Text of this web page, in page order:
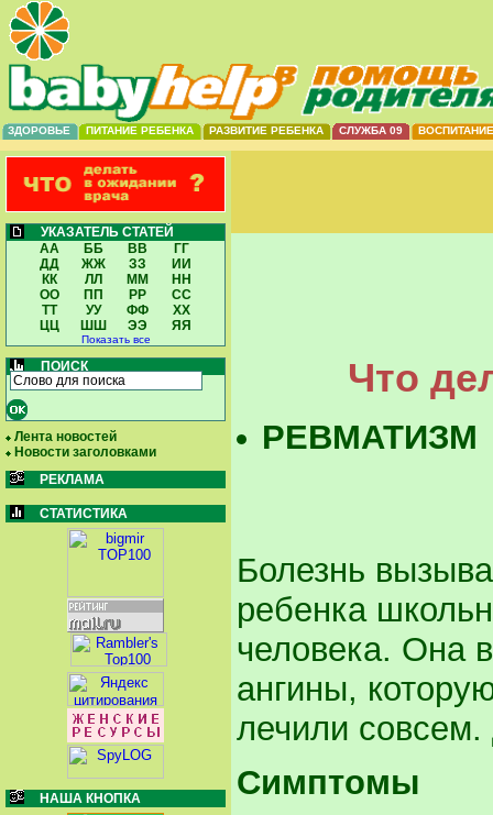
ЗДОРОВЬЕ ПИТАНИЕ РЕБЕНКА РАЗВИТИЕ РЕБЕНКА СЛУЖБА 09 ВОСПИТАНИЕ
УКАЗАТЕЛЬ СТАТЕЙ
АА
ББ ВВ
ГГ
ДД
ЖЖ ЗЗ
ИИ
КК
ЛЛ ММ
НН
ОО
ПП РР
СС
ТТ
УУ ФФ
ХХ
ЦЦ
ШШ ЭЭ ЯЯ
Показать все
ПОИСК
Лента новостей
Новости заголовками
РЕКЛАМА
СТАТИСТИКА
НАША КНОПКА
Что
РЕВМАТИЗМ
Болезнь
ребенка
человека. Она
ангины,
лечили совсем.
Симптомы